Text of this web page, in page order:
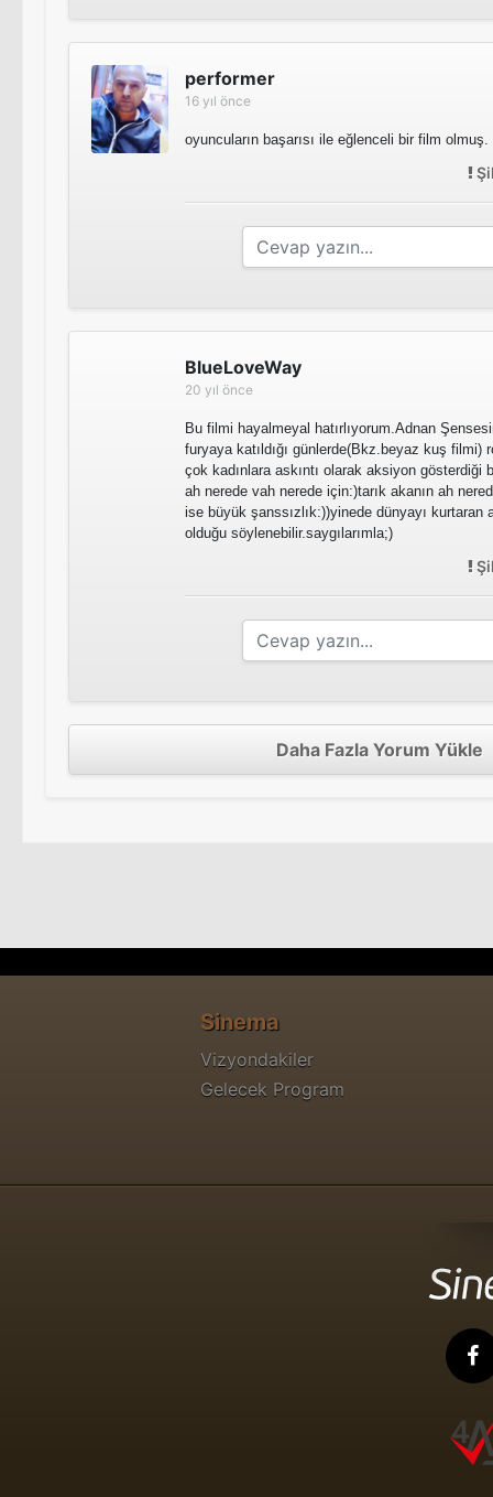
performer
16 yıl önce
oyuncuların başarısı ile eğlenceli bir film olmuş.
BlueLoveWay
20 yıl önce
Bu filmi hayalmeyal hatırlıyorum.Adnan
furyaya katıldığı günlerde(Bkz.beyaz kuş filmi)
çok kadınlara askıntı olarak aksiyon gösterdiği
ah nerede vah nerede için:)tarık akanın ah
ise büyük şanssızlık:))yinede dünyayı kurtaran
olduğu söylenebilir.saygılarımla;)
Daha Fazla Yorum Yükle
Sinema
Vizyondakiler
Gelecek Program